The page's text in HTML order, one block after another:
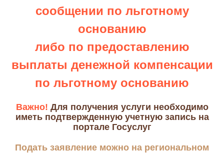
сообщении по льготному
основанию
либо по предоставлению
выплаты денежной компенсации
по льготному основанию
Важно! Для получения услуги необходимо
иметь подтвержденную учетную запись на
портале Госуслуг
Подать заявление можно на региональном